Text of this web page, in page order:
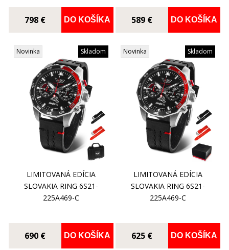
798 € DO KOŠÍKA
598A753
589 € DO KOŠÍKA
Novinka Skladom
LIMITOVANÁ EDÍCIA
SLOVAKIA RING 6S21-
225A469-C
690 € DO KOŠÍKA
Novinka Skladom
LIMITOVANÁ EDÍCIA
SLOVAKIA RING 6S21-
225A469-C
625 € DO KOŠÍKA